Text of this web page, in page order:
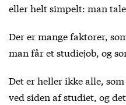
eller helt simpelt: man
Der er mange faktorer,
man får et studiejob, og
Det er heller ikke alle,
ved siden af studiet, og